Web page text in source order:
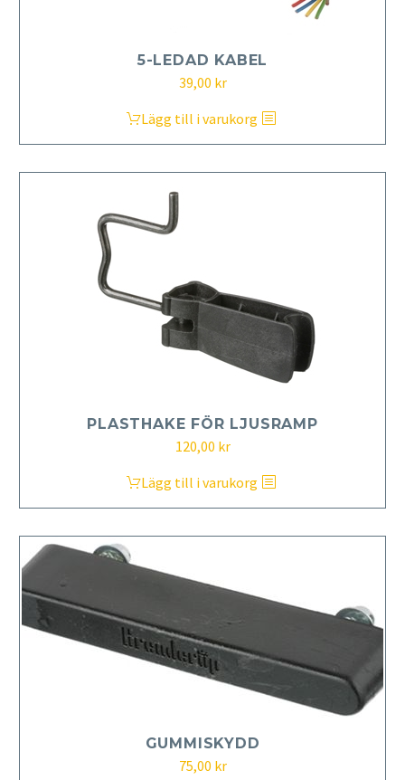
5-LEDAD KABEL
39,00 kr
Lägg till i varukorg
PLASTHAKE FÖR LJUSRAMP
120,00 kr
Lägg till i varukorg
GUMMISKYDD
75,00 kr